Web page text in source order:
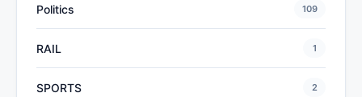
Politics 109
RAIL 1
SPORTS 2